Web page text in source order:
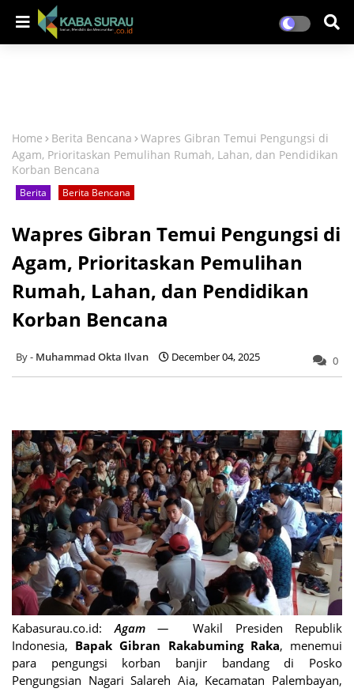
Home Berita Bencana
Wapres Gibran Temui Pengungsi di
Agam, Prioritaskan Pemulihan Rumah, Lahan, dan Pendidikan
Korban Bencana
Berita Berita Bencana
Wapres Gibran Temui Pengungsi di
Agam, Prioritaskan Pemulihan
Rumah, Lahan, dan Pendidikan
Korban Bencana
Muhammad Okta Ilvan December 04, 2025 0
Kabasurau.co.id:Agam —
Wakil Presiden Republik
Indonesia, Bapak Gibran Rakabuming Raka, menemui
para pengungsi korban banjir bandang di Posko
Pengungsian Nagari Salareh Aia, Kecamatan Palembayan,